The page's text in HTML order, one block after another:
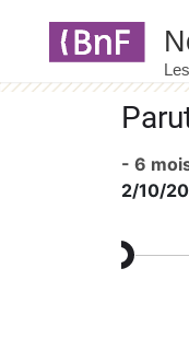
- 6
2/10/